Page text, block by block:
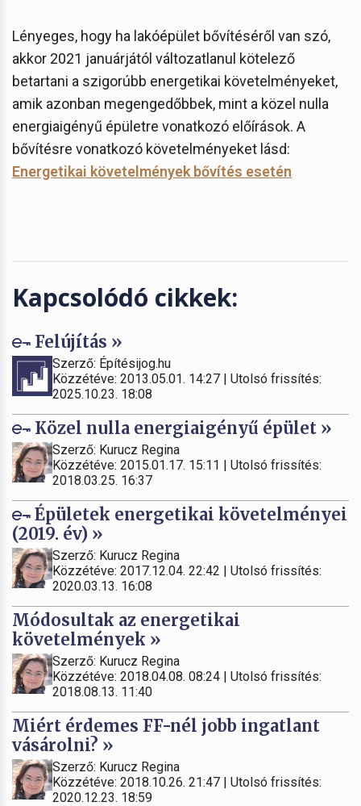
Lényeges, hogy ha lakóépület bővítéséről van szó,
akkor 2021 januárjától változatlanul kötelező
betartani a szigorúbb energetikai követelményeket,
amik azonban megengedőbbek, mint a közel nulla
energiaigényű épületre vonatkozó előírások. A
bővítésre vonatkozó követelményeket lásd:
Energetikai követelmények bővítés esetén
Kapcsolódó cikkek:
Felújítás »
Szerző: Építésijog.hu
Közzétéve: 2013.05.01. 14:27 | Utolsó frissítés:
2025.10.23. 18:08
Közel nulla energiaigényű épület »
Szerző: Kurucz Regina
Közzétéve: 2015.01.17. 15:11 | Utolsó frissítés:
2018.03.25. 16:37
Épületek energetikai követelményei
(2019. év) »
Szerző: Kurucz Regina
Közzétéve: 2017.12.04. 22:42 | Utolsó frissítés:
2020.03.13. 16:08
Módosultak az energetikai
követelmények »
Szerző: Kurucz Regina
Közzétéve: 2018.04.08. 08:24 | Utolsó frissítés:
2018.08.13. 11:40
Miért érdemes FF-nél jobb ingatlant
vásárolni? »
Szerző: Kurucz Regina
Közzétéve: 2018.10.26. 21:47 | Utolsó frissítés:
2020.12.23. 18:59